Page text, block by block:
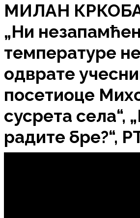
МИЛАН
„Ни
температуре
одврате
посетиоце
сусрета села“,
радите бре?“,